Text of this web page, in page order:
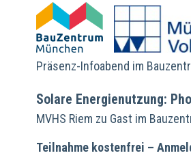
Präsenz-Infoabend im
Solare Energienutzung:
MVHS Riem zu Gast im
Teilnahme kostenfrei –